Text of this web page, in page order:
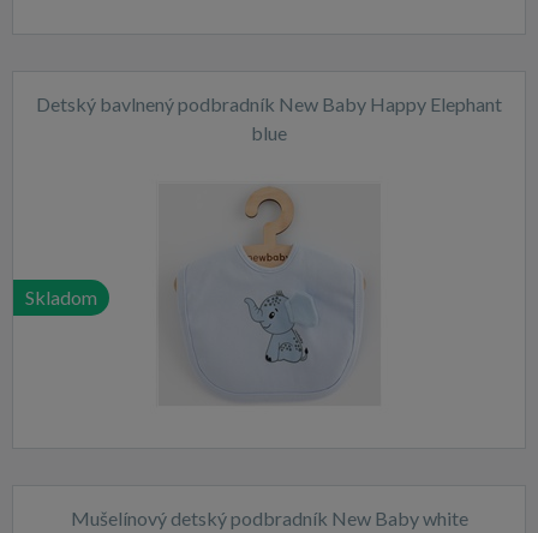
Detský bavlnený podbradník New Baby Happy Elephant
blue
Skladom
Mušelínový detský podbradník New Baby white